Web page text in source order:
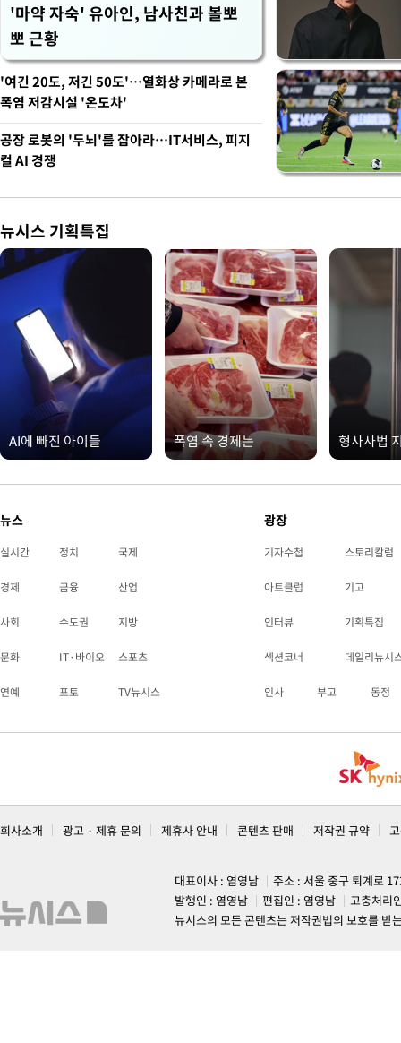
'마약 자숙' 유아인, 남사친과 볼뽀
뽀 근황
'여긴 20도, 저긴 50도'…열화상 카메라로 본
폭염 저감시설 '온도차'
공장 로봇의 '두뇌'를 잡아라…IT서비스, 피지
컬 AI 경쟁
뉴시스 기획특집
AI에 빠진 아이들 폭염 속 경제는 형사사법
뉴스
실시간 정치 국제
경제 금융 산업
사회 수도권 지방
문화 IT·바이오 스포츠
연예 포토 TV뉴시스
광장
기자수첩 스토리칼럼
아트클럽 기고
인터뷰 기획특집
섹션코너 데일리뉴시
인사 부고 동정
회사소개 광고 · 제휴 문의 제휴사 안내 콘텐츠 판매 저작권 규약
대표이사 : 염영남
주소 : 서울 중구 퇴계로
발행인 : 염영남
편집인 : 염영남
고충처리
뉴시스의 모든 콘텐츠는 저작권법의 보호를